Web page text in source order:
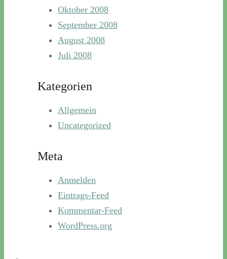
Oktober 2008
September 2008
August 2008
Juli 2008
Kategorien
Allgemein
Uncategorized
Meta
Anmelden
Eintrags-Feed
Kommentar-Feed
WordPress.org